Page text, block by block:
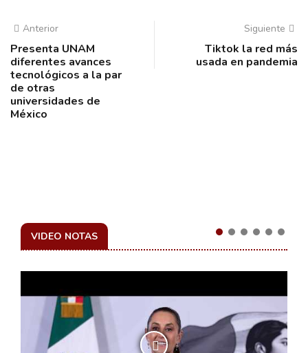
Anterior
Presenta UNAM
diferentes avances
tecnológicos a la par
de otras
universidades de
México
Siguiente
Tiktok la red más
usada en pandemia
VIDEO NOTAS